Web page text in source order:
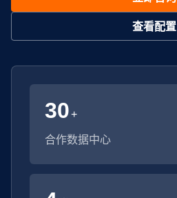
查看配置
30+
合作数据中心